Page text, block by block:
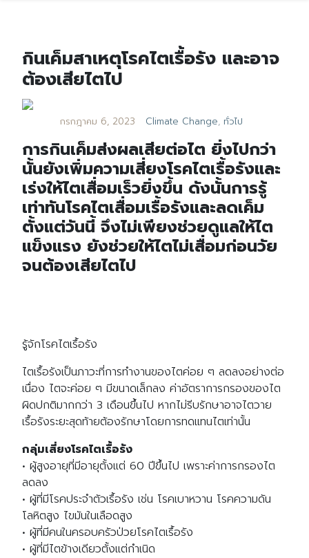
กินเค็มสาเหตุโรคไตเรื้อรัง และอาจ
ต้องเสียไตไป
กรกฎาคม 6, 2023 Climate Change, ทั่วไป
การกินเค็มส่งผลเสียต่อไต ยิ่งไปกว่า
นั้นยังเพิ่มความเสี่ยงโรคไตเรื้อรังและ
เร่งให้ไตเสื่อมเร็วยิ่งขึ้น ดังนั้นการรู้
เท่าทันโรคไตเสื่อมเรื้อรังและลดเค็ม
ตั้งแต่วันนี้ จึงไม่เพียงช่วยดูแลให้ไต
แข็งแรง ยังช่วยให้ไตไม่เสื่อมก่อนวัย
จนต้องเสียไตไป
รู้จักโรคไตเรื้อรัง
ไตเรื้อรังเป็นภาวะที่การทำงานของไตค่อย ๆ ลดลงอย่างต่อ
เนื่อง ไตจะค่อย ๆ มีขนาดเล็กลง ค่าอัตราการกรองของไต
ผิดปกติมากกว่า 3 เดือนขึ้นไป หากไม่รีบรักษาอาจไตวาย
เรื้อรังระยะสุดท้ายต้องรักษาโดยการทดแทนไตเท่านั้น
กลุ่มเสี่ยงโรคไตเรื้อรัง
• ผู้สูงอายุที่มีอายุตั้งแต่ 60 ปีขึ้นไป เพราะค่าการกรองไต
ลดลง
• ผู้ที่มีโรคประจำตัวเรื้อรัง เช่น โรคเบาหวาน โรคความดัน
โลหิตสูง ไขมันในเลือดสูง
• ผู้ที่มีคนในครอบครัวป่วยโรคไตเรื้อรัง
• ผู้ที่มีไตข้างเดียวตั้งแต่กำเนิด